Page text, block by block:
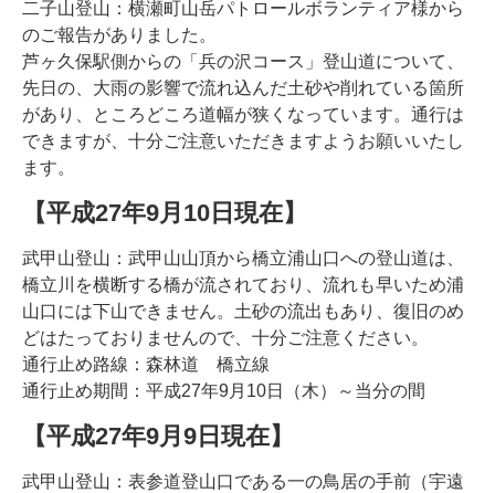
二子山登山：横瀬町山岳パトロールボランティア様から
のご報告がありました。
芦ヶ久保駅側からの「兵の沢コース」登山道について、
先日の、大雨の影響で流れ込んだ土砂や削れている箇所
があり、ところどころ道幅が狭くなっています。通行は
できますが、十分ご注意いただきますようお願いいたし
ます。
【平成27年9月10日現在】
武甲山登山：武甲山山頂から橋立浦山口への登山道は、
橋立川を横断する橋が流されており、流れも早いため浦
山口には下山できません。土砂の流出もあり、復旧のめ
どはたっておりませんので、十分ご注意ください。
通行止め路線：森林道 橋立線
通行止め期間：平成27年9月10日（木）～当分の間
【平成27年9月9日現在】
武甲山登山：表参道登山口である一の鳥居の手前（宇遠